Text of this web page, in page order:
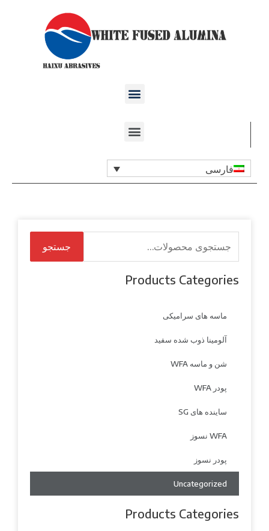
فارسی
جستجو
Products Categories
ماسه های سرامیکی
آلومینا ذوب شده سفید
شن و ماسه WFA
ساینده های SG
پودر نسوز
Uncategorized
Products Categories